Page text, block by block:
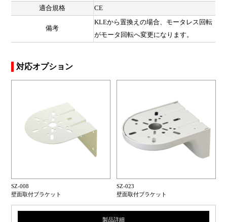
適合規格
CE
備考
KLEから置換えの場合、モータレス回転
がモータ回転へ変更になります。
対応オプション
SZ-008
壁面取付ブラケット
SZ-023
壁面取付ブラケット
製品詳細